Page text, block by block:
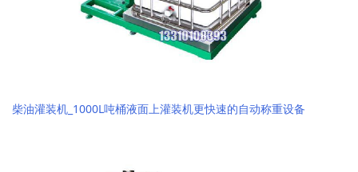
柴油灌装机_1000L吨桶液面上灌装机更快速的自动称重设备